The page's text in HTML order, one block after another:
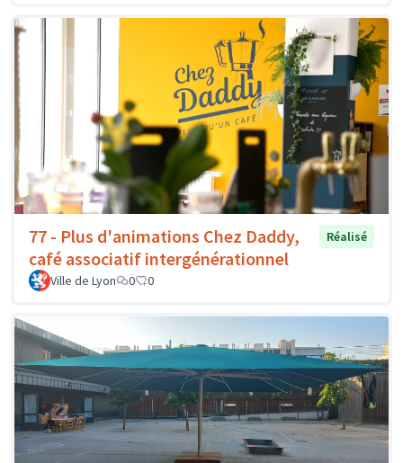
77 - Plus d'animations Chez Daddy,
café associatif intergénérationnel
Réalisé
Ville de Lyon 0 0